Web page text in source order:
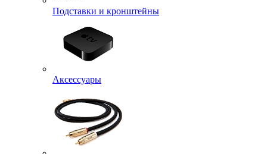
Подставки и кронштейны
Аксессуары